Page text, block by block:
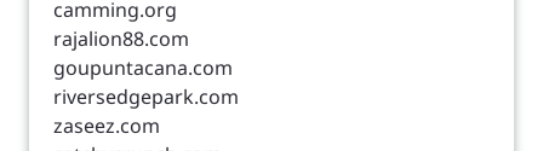
camming.org
rajalion88.com
goupuntacana.com
riversedgepark.com
zaseez.com